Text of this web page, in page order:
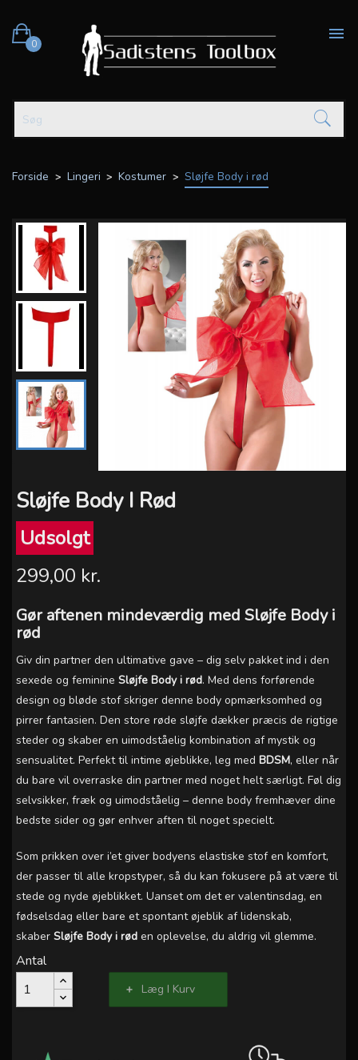
0

Forside Lingeri Kostumer Sløjfe Body i rød
Sløjfe Body I Rød
Udsolgt
299,00 kr.
Gør aftenen mindeværdig med Sløjfe Body i
rød
Giv din partner den ultimative gave – dig selv pakket ind i den
sexede og feminine Sløjfe Body i rød. Med dens forførende
design og bløde stof skriger denne body opmærksomhed og
pirrer fantasien. Den store røde sløjfe dækker præcis de rigtige
steder og skaber en uimodståelig kombination af mystik og
sensualitet. Perfekt til intime øjeblikke, leg med BDSM, eller når
du bare vil overraske din partner med noget helt særligt. Føl dig
selvsikker, fræk og uimodståelig – denne body fremhæver dine
bedste sider og gør enhver aften til noget specielt.
Som prikken over i’et giver bodyens elastiske stof en komfort,
der passer til alle kropstyper, så du kan fokusere på at være til
stede og nyde øjeblikket. Uanset om det er valentinsdag, en
fødselsdag eller bare et spontant øjeblik af lidenskab,
skaber Sløjfe Body i rød en oplevelse, du aldrig vil glemme.
Antal
Læg I Kurv